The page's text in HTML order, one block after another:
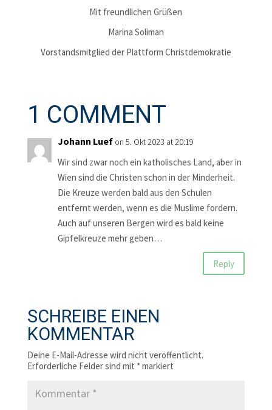
Mit freundlichen Grüßen
Marina Soliman
Vorstandsmitglied der Plattform Christdemokratie
1 COMMENT
Johann Luef on 5. Okt 2023 at 20:19
Wir sind zwar noch ein katholisches Land, aber in
Wien sind die Christen schon in der Minderheit.
Die Kreuze werden bald aus den Schulen
entfernt werden, wenn es die Muslime fordern.
Auch auf unseren Bergen wird es bald keine
Gipfelkreuze mehr geben…
Reply
SCHREIBE EINEN
KOMMENTAR
Deine E-Mail-Adresse wird nicht veröffentlicht.
Erforderliche Felder sind mit *markiert